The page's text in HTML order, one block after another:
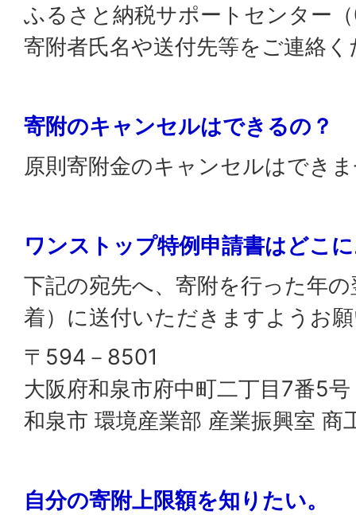
ふるさと納税サポートセンター
寄附者氏名や送付先等をご連絡
寄附のキャンセルはできるの？
原則寄附金のキャンセルはでき
ワンストップ特例申請書はどこ
下記の宛先へ、寄附を行った年
着）に送付いただきますようお
〒594－8501
大阪府和泉市府中町二丁目7番5号
和泉市 環境産業部 産業振興室 商
自分の寄附上限額を知りたい。